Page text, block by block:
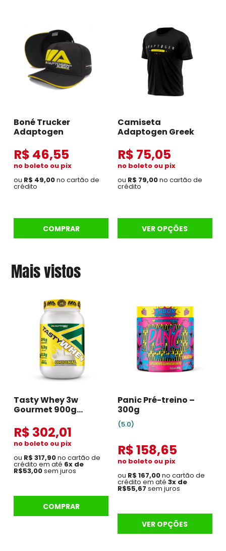
Boné Trucker
Adaptogen
R$ 46,55
no boleto ou pix
ou R$ 49,00no cartão de
crédito
COMPRAR
Camiseta
Adaptogen Greek
R$ 75,05
no boleto ou pix
ou R$ 79,00no cartão de
crédito
VER OPÇÕES
Mais vistos
Tasty Whey 3w
Gourmet 900g
R$ 302,01
no boleto ou pix
ou R$ 317,90no cartão de
crédito em até 6x de
R$53,00sem juros
COMPRAR
Panic Pré-treino –
300g
(5.0)
R$ 158,65
no boleto ou pix
ou R$ 167,00no cartão de
crédito em até3x de
R$55,67 sem juros
VER OPÇÕES